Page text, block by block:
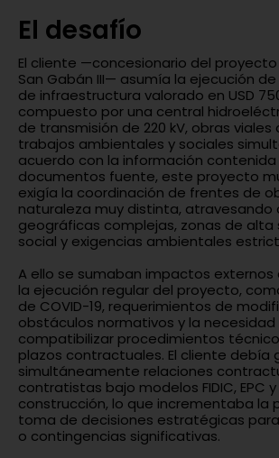
El desafío
El cliente —concesionario del
San Gabán III— asumía la ejecución
de infraestructura valorado en USD
compuesto por una central
de transmisión de 220 kV, obras
trabajos ambientales y sociales
acuerdo con la información contenida
documentos fuente, este proyecto
exigía la coordinación de frentes de
naturaleza muy distinta, atravesando
geográficas complejas, zonas de alta
social y exigencias ambientales
A ello se sumaban impactos
la ejecución regular del proyecto,
de COVID-19, requerimientos de
obstáculos normativos y la necesidad
compatibilizar procedimientos
plazos contractuales. El cliente debía
simultáneamente relaciones
contratistas bajo modelos FIDIC, EPC
construcción, lo que incrementaba la
toma de decisiones estratégicas
o contingencias significativas.